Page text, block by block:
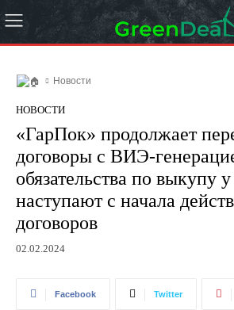
Новости
НОВОСТИ
«ГарПок» продолжает
договоры с ВИЭ-
обязательства по выкупу
наступают с начала
договоров
02.02.2024
Facebook Twitter